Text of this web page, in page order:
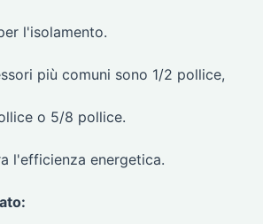
l'isolamento.
più comuni sono 1/2 pollice,
o 5/8 pollice.
l'efficienza energetica.